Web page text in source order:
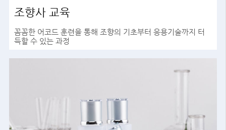
조향사 교육
꼼꼼한 어코드 훈련을 통해 조향의 기초부터 응용기술까지 터
득할 수 있는 과정
바로가기